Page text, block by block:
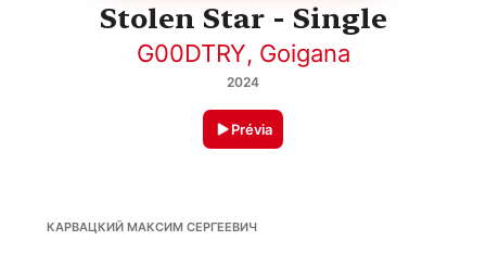
Stolen Star - Single
G00DTRY, Goigana
2024
Prévia
КАРВАЦКИЙ МАКСИМ СЕРГЕЕВИЧ